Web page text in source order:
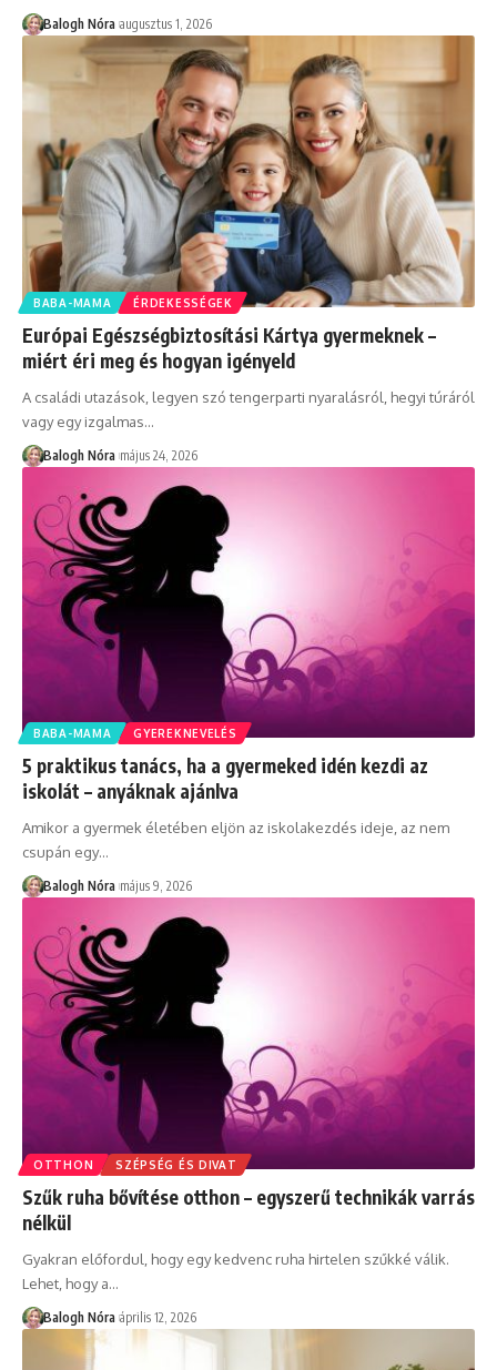
Balogh Nóra augusztus 1, 2026
BABA-MAMA ÉRDEKESSÉGEK
Európai Egészségbiztosítási Kártya gyermeknek –
miért éri meg és hogyan igényeld
A családi utazások, legyen szó tengerparti nyaralásról, hegyi túráról
vagy egy izgalmas…
Balogh Nóra május 24, 2026
BABA-MAMA GYEREKNEVELÉS
5 praktikus tanács, ha a gyermeked idén kezdi az
iskolát – anyáknak ajánlva
Amikor a gyermek életében eljön az iskolakezdés ideje, az nem
csupán egy…
Balogh Nóra május 9, 2026
OTTHON SZÉPSÉG ÉS DIVAT
Szűk ruha bővítése otthon – egyszerű technikák varrás
nélkül
Gyakran előfordul, hogy egy kedvenc ruha hirtelen szűkké válik.
Lehet, hogy a…
Balogh Nóra április 12, 2026